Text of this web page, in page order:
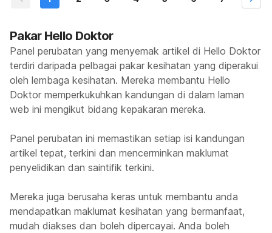
Pakar Hello Doktor
Panel perubatan yang menyemak artikel di Hello Doktor
terdiri daripada pelbagai pakar kesihatan yang diperakui
oleh lembaga kesihatan. Mereka membantu Hello
Doktor memperkukuhkan kandungan di dalam laman
web ini mengikut bidang kepakaran mereka.
Panel perubatan ini memastikan setiap isi kandungan
artikel tepat, terkini dan mencerminkan maklumat
penyelidikan dan saintifik terkini.
Mereka juga berusaha keras untuk membantu anda
mendapatkan maklumat kesihatan yang bermanfaat,
mudah diakses dan boleh dipercayai. Anda boleh